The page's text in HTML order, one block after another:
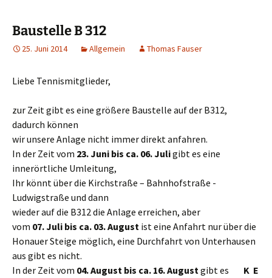
Baustelle B 312
25. Juni 2014 Allgemein Thomas Fauser
Liebe Tennismitglieder,
zur Zeit gibt es eine größere Baustelle auf der B312,
dadurch können
wir unsere Anlage nicht immer direkt anfahren.
In der Zeit vom 23. Juni bis ca. 06. Juligibt es eine
innerörtliche Umleitung,
Ihr könnt über die Kirchstraße – Bahnhofstraße -
Ludwigstraße und dann
wieder auf die B312 die Anlage erreichen, aber
vom 07. Juli bis ca. 03. August ist eine Anfahrt nur über die
Honauer Steige möglich, eine Durchfahrt von Unterhausen
aus gibt es nicht.
In der Zeit vom 04. August bis ca. 16. Augustgibt es K E